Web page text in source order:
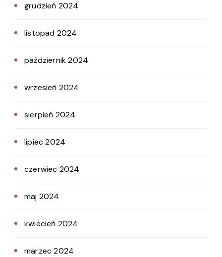
grudzień 2024
listopad 2024
październik 2024
wrzesień 2024
sierpień 2024
lipiec 2024
czerwiec 2024
maj 2024
kwiecień 2024
marzec 2024